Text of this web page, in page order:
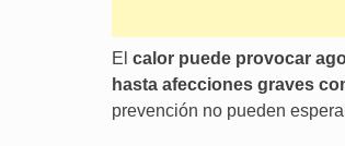
El calor puede provocar
hasta afecciones graves
prevención no pueden